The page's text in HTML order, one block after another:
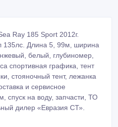
Ray 185 Sport 2012г.
135лс. Длина 5, 99м, ширина
белый, глубиномер,
спортивная графика, тент
стояночный тент, лежанка
и сервисное
спуск на воду, запчасти, ТО
дилер «Евразия СТ».